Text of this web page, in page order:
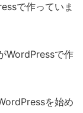
で作っていま
WordPressで作
を始め